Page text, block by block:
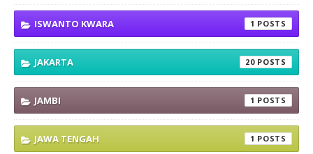
ISWANTO KWARA 1
JAKARTA 20
JAMBI 1
JAWA TENGAH 1